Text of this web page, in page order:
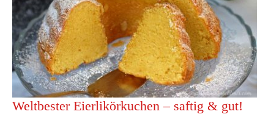
Weltbester Eierlikörkuchen – saftig & gut!